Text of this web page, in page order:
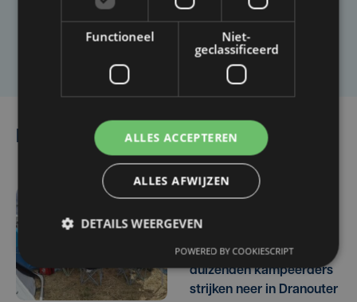
Laat het ons weten
Lees ook
Festival Dranouter schiet
uit de startblokken:
duizenden kampeerders
strijken neer in Dranouter
Functioneel
Niet-
geclassificeerd
ALLES ACCEPTEREN
ALLES AFWIJZEN
DETAILS WEERGEVEN
POWERED BY COOKIESCRIPT